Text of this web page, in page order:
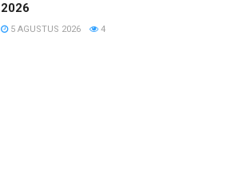
2026
5 AGUSTUS 2026 4